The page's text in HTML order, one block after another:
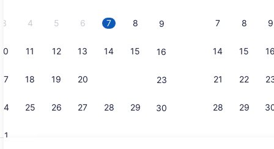
3 4 5 6 7 8 9
10 11 12 13 14 15 16
17 18 19 20 23
24 25 26 27 28 29 30
7 8 9
14 15 16
21 22
28 29